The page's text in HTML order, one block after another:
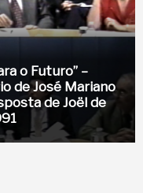
o Futuro” –
de José Mariano
de Joël de